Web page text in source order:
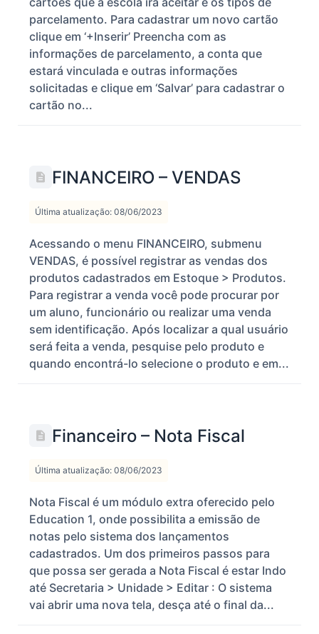
parcelamento. Para cadastrar um novo cartão
clique em ‘+Inserir’ Preencha com as
informações de parcelamento, a conta que
estará vinculada e outras informações
solicitadas e clique em ‘Salvar’ para cadastrar o
cartão no...
FINANCEIRO – VENDAS
Última atualização: 08/06/2023
Acessando o menu FINANCEIRO, submenu
VENDAS, é possível registrar as vendas dos
produtos cadastrados em Estoque > Produtos.
Para registrar a venda você pode procurar por
um aluno, funcionário ou realizar uma venda
sem identificação. Após localizar a qual usuário
será feita a venda, pesquise pelo produto e
quando encontrá-lo selecione o produto e em...
Financeiro – Nota Fiscal
Última atualização: 08/06/2023
Nota Fiscal é um módulo extra oferecido pelo
Education 1, onde possibilita a emissão de
notas pelo sistema dos lançamentos
cadastrados. Um dos primeiros passos para
que possa ser gerada a Nota Fiscal é estar Indo
até Secretaria > Unidade > Editar : O sistema
vai abrir uma nova tela, desça até o final da...